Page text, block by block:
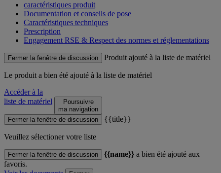
caractéristiques produit
Documentation et conseils de pose
Caractéristiques techniques
Prescription
Engagement RSE & Respect des normes et réglementations
Fermer la fenêtre de discussion Produit ajouté à la liste de matériel
Le produit a bien été ajouté à la liste de matériel
Accéder à la
liste de matériel
Poursuivre
ma navigation
Fermer la fenêtre de discussion
{{title}}
Veuillez sélectioner votre liste
Fermer la fenêtre de discussion {{name}} a bien été ajouté aux
favoris.